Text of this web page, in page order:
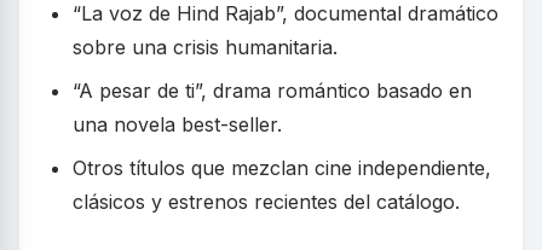
“La voz de Hind Rajab”, documental dramático
sobre una crisis humanitaria.
“A pesar de ti”, drama romántico basado en
una novela best-seller.
Otros títulos que mezclan cine independiente,
clásicos y estrenos recientes del catálogo.